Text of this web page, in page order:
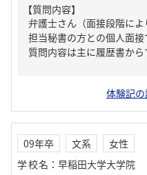
【質問内容】
弁護士さん（面接段階に
担当秘書の方との個人面接
質問内容は主に履歴書か
体験記
09年卒 文系
女性
学校名 ： 早稲田大学大学院